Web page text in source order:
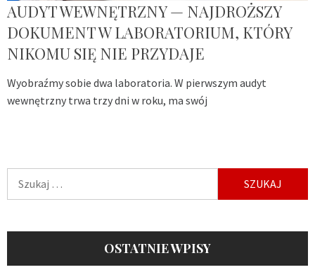
AUDYT WEWNĘTRZNY — NAJDROŻSZY
DOKUMENT W LABORATORIUM, KTÓRY
NIKOMU SIĘ NIE PRZYDAJE
Wyobraźmy sobie dwa laboratoria. W pierwszym audyt
wewnętrzny trwa trzy dni w roku, ma swój
OSTATNIE WPISY